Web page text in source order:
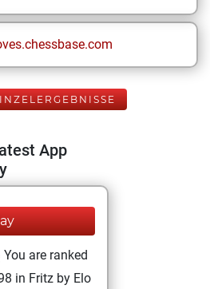
App
You are ranked
in Fritz by Elo